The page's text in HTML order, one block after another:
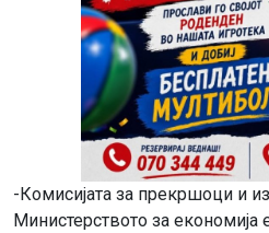
-Комисијата за прекршоци и
Министерството за